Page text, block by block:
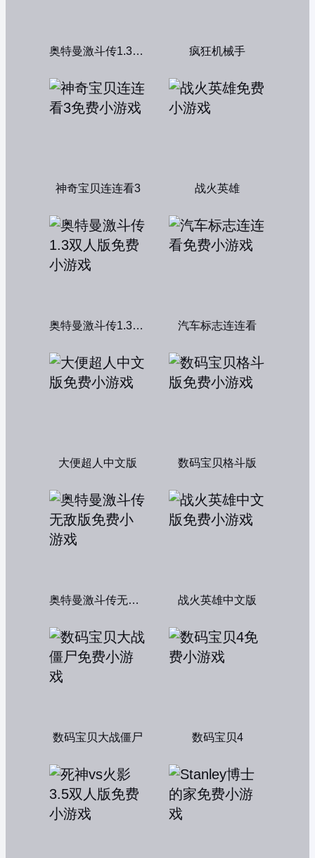
奥特曼激斗传1.3双人无敌版 疯狂机械手
神奇宝贝连连看3 战火英雄
奥特曼激斗传1.3双人版 汽车标志连连看
大便超人中文版 数码宝贝格斗版
奥特曼激斗传无敌版 战火英雄中文版
数码宝贝大战僵尸 数码宝贝4